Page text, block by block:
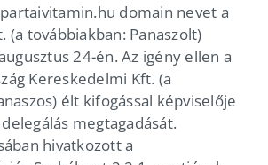
domain nevet a
(a továbbiakban: Panaszolt)
24-én. Az igény ellen a
Kereskedelmi Kft. (a
élt kifogással képviselője
megtagadását.
hivatkozott a